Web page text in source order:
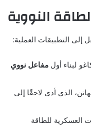
النووية
إلى التطبيقات العملية:
لبناء أول مفاعل نووي
الذي أدى لاحقًا إلى
العسكرية للطاقة